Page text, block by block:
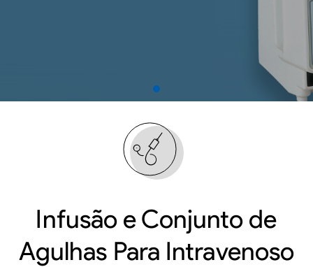
Infusão e Conjunto de
Agulhas Para Intravenoso